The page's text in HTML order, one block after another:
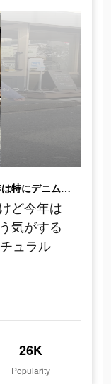
待ってて春はデニムの季節やけど今年は特にデニムアイテム流行っとう気がする🤔🤔 #ファッション #骨格ナチュラル @WEAR【公式】 #pr
ど今年は
気がする
ュラル
26K
Popularity